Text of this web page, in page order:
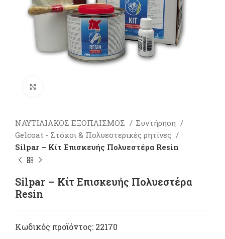
ΝΑΥΤΙΛΙΑΚΟΣ ΕΞΟΠΛΙΣΜΟΣ
Συντήρηση
Gelcoat - Στόκοι & Πολυεστερικές ρητίνες
Silpar – Κίτ Επισκευής Πολυεστέρα Resin
Silpar – Κίτ Επισκευής Πολυεστέρα
Resin
Κωδικός προϊόντος: 22170